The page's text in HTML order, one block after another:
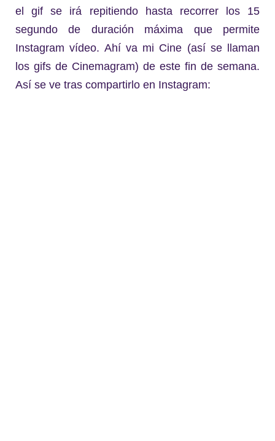
el gif se irá repitiendo hasta recorrer los 15
segundo de duración máxima que permite
Instagram vídeo. Ahí va mi Cine (así se llaman
los gifs de Cinemagram) de este fin de semana.
Así se ve tras compartirlo en Instagram: